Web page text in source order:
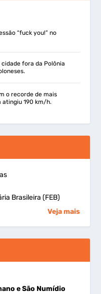
“fuck you!” no
cidade fora da Polônia
o recorde de mais
atingiu 190 km/h.
Brasileira (FEB)
Veja mais
e São Numídio